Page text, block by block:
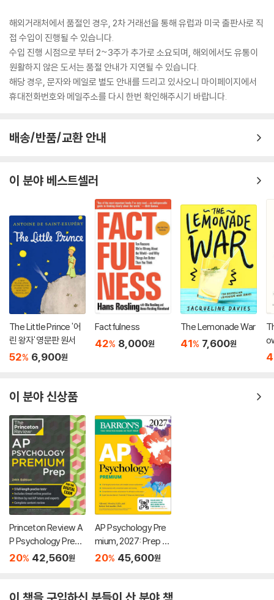
해외거래처에서 품절인 경우, 2차 거래선을 통해 유럽과 미국 출판사로 직
접 수입이 진행될 수 있습니다.
수입 진행 시점으로 부터 2~3주가 추가로 소요되며, 해외에서도 유통이
원활하지 않은 도서는 품절 안내가 지연될 수 있습니다.
해당 경우, 문자와 메일로 별도 안내를 드리고 있사오니 마이페이지에서
휴대전화번호와 메일주소를 다시 한번 확인해주시기 바랍니다.
배송/반품/교환 안내
이 분야 베스트셀러
The Little Prince '어
린 왕자' 영문판 원서
52% 6,900원
Factfulness
42% 8,000원
The Lemonade War
41% 7,600원
이 분야 신상품
Princeton Review A
P Psychology Premi
um Prep, 24th Editio
line + Content Revie
20% 42,560원
AP Psychology Pre
mium, 2027: Prep B
ook with 4 Practice
ne Practice
20% 45,600원